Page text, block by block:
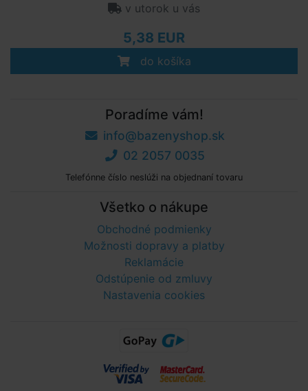
v utorok u vás
5,38 EUR
do košíka
Poradíme vám!
info@bazenyshop.sk
02 2057 0035
Telefónne číslo neslúži na objednaní tovaru
Všetko o nákupe
Obchodné podmienky
Možnosti dopravy a platby
Reklamácie
Odstúpenie od zmluvy
Nastavenia cookies